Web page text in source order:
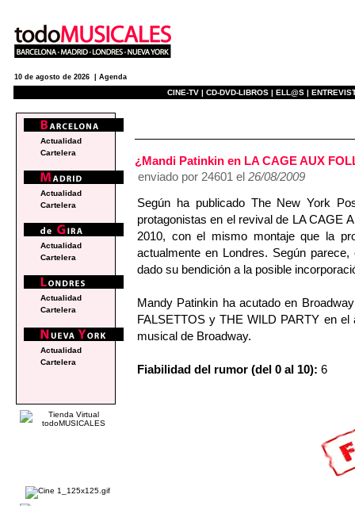
10 de agosto de 2026 | Agenda
CINE-TV | CD-DVD-LIBROS | ELL@S |
¿Mandi Patinkin en LA CAGE AUX
enviado por 24601 el 26/08/2009
Según ha publicado The New York
protagonistas en el revival de LA CAGE
2010, con el mismo montaje que la
actualmente en Londres. Según
dado su bendición a la posible
Mandy Patinkin ha acutado en
FALSETTOS y THE WILD PARTY en
musical de Broadway.
Fiabilidad del rumor (del 0 al 10): 6
Actualidad
Cartelera
Actualidad
Cartelera
Actualidad
Cartelera
Actualidad
Cartelera
Actualidad
Cartelera